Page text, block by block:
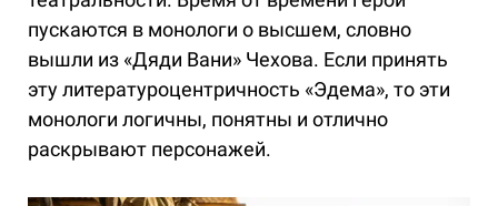
пускаются в монологи о высшем, словно
вышли из «Дяди Вани» Чехова. Если принять
эту литературоцентричность «Эдема», то эти
монологи логичны, понятны и отлично
раскрывают персонажей.